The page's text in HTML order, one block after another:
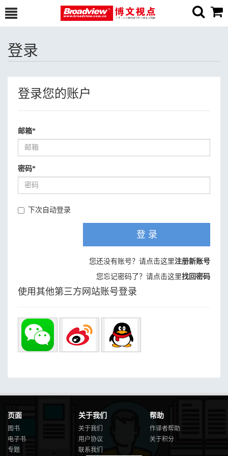
登录
登录您的账户
邮箱*
密码*
下次自动登录
登 录
您还没有账号？请点击这里注册新账号
您忘记密码了？请点击这里找回密码
使用其他第三方网站账号登录
页面
图书
电子书
专题
关于我们
关于我们
用户协议
联系我们
帮助
作译者帮助
关于积分